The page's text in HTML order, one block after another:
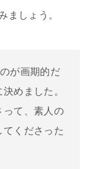
ましょう。
が画期的だ
めました。
って、素人の
くださった